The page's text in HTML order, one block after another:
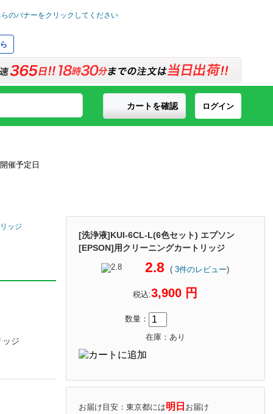
ログイン
カートを確認
ッジ
[洗浄液]KUI-6CL-L(6色セット) エプソン
[EPSON]用クリーニングカートリッジ
2.8 ( 3件のレビュー)
税込:3,900 円
数量：
在庫：あり
お届け目安：東京都には明日 お届け
ッジ